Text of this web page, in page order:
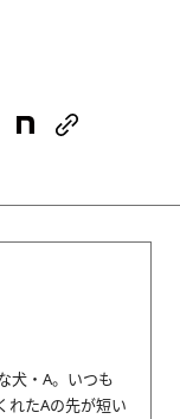
犬・A。いつも
れたAの先が短い